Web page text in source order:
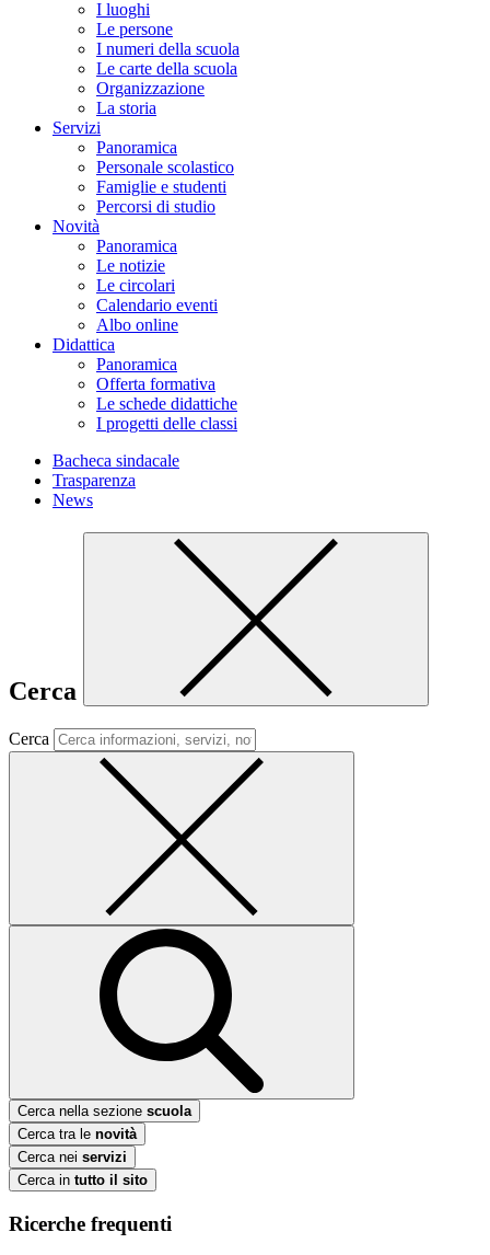
I luoghi
Le persone
I numeri della scuola
Le carte della scuola
Organizzazione
La storia
Servizi
Panoramica
Personale scolastico
Famiglie e studenti
Percorsi di studio
Novità
Panoramica
Le notizie
Le circolari
Calendario eventi
Albo online
Didattica
Panoramica
Offerta formativa
Le schede didattiche
I progetti delle classi
Bacheca sindacale
Trasparenza
News
Cerca
Cerca
Cerca nella sezione scuola
Cerca tra le novità
Cerca nei servizi
Cerca in tutto il sito
Ricerche frequenti